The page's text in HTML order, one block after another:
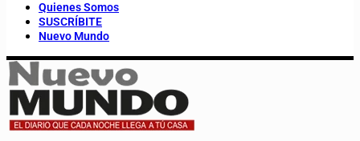
Quienes Somos
SUSCRÍBITE
Nuevo Mundo